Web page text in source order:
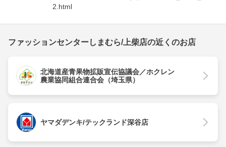
2.html
ファッションセンターしまむら/上柴店の近くのお店
北海道産青果物拡販宣伝協議会／ホクレン
農業協同組合連合会（埼玉県）
ヤマダデンキ/テックランド深谷店